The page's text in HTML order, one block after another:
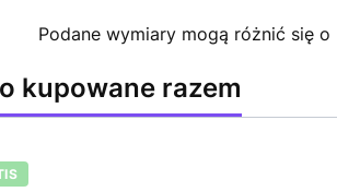
Podane wymiary mogą różnić się o
kupowane razem